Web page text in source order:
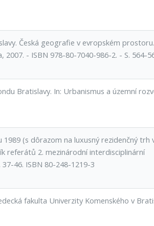
Česká geografie v evropském
- ISBN 978-80-7040-986-2. - S. 564-
Bratislavy. In: Urbanismus a územní
(s dôrazom na luxusný rezidenčný trh
referátů 2. mezinárodní interdisciplinární
46. ISBN 80-248-1219-3
fakulta Univerzity Komenského v